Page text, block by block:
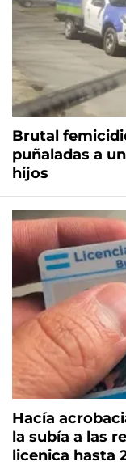
Brutal
puñaladas a
hijos
Hacía
la subía a las
licenica hasta